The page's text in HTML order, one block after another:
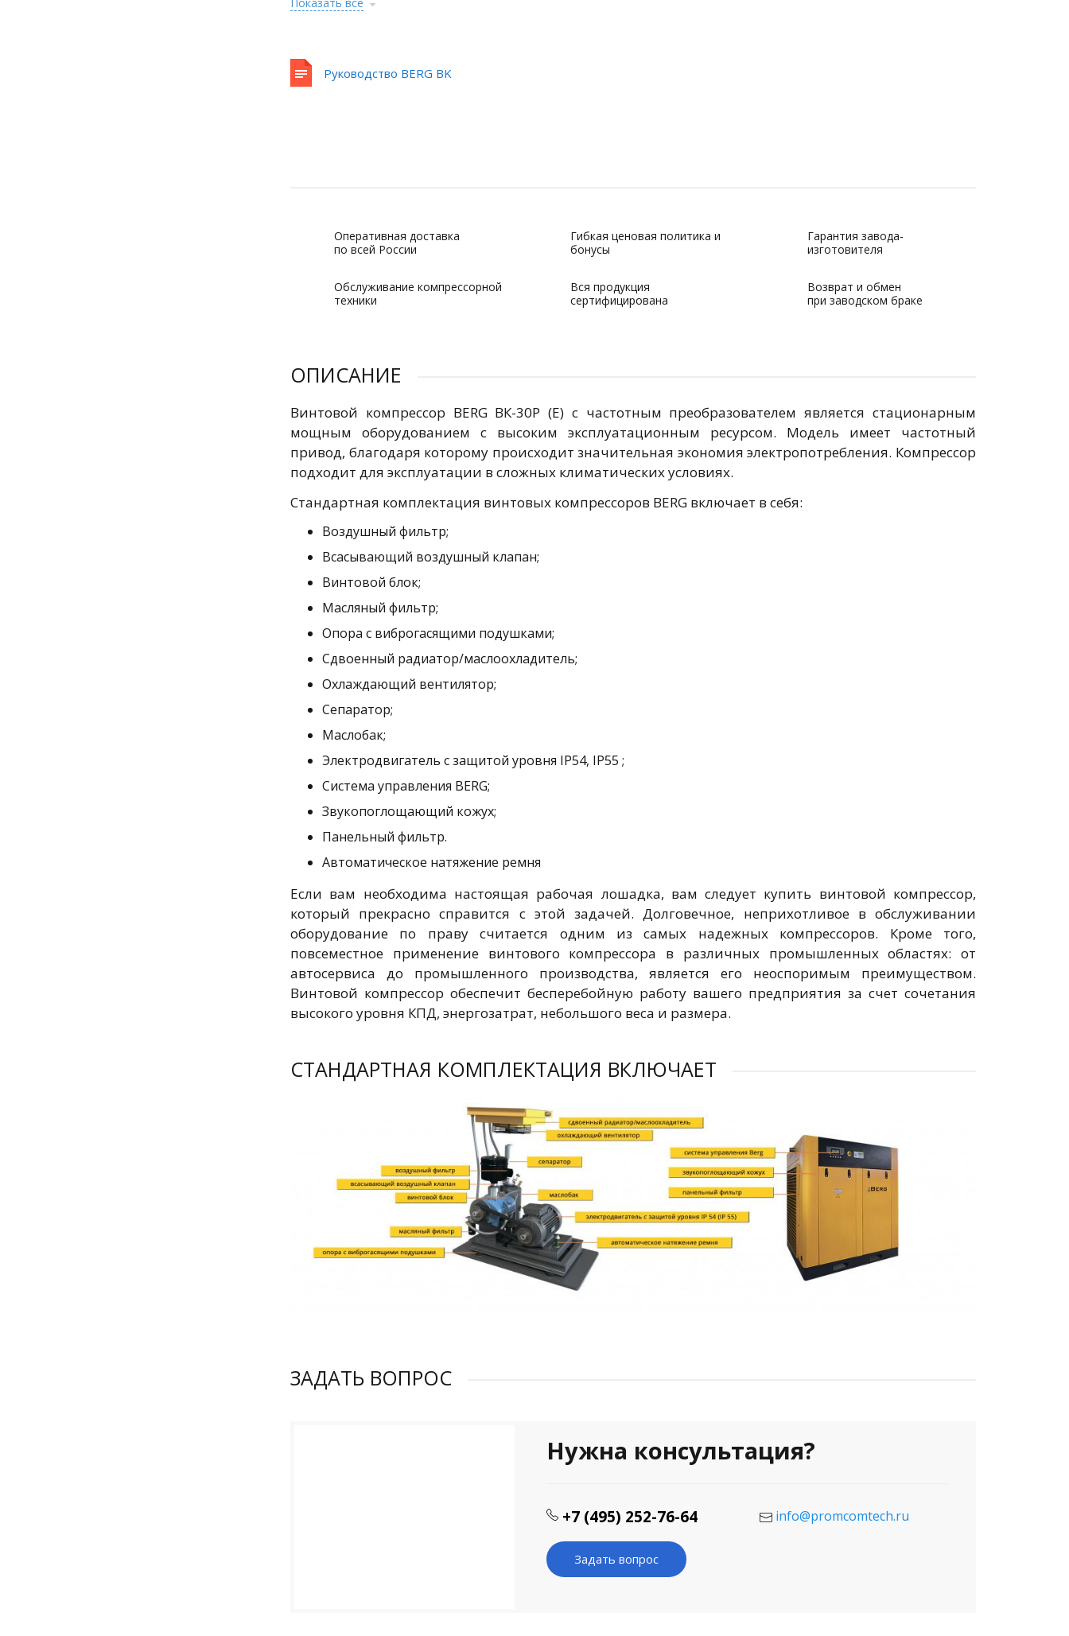
Руководство BERG BK
Оперативная доставка
по всей России
Гибкая ценовая политика и
бонусы
Гарантия завода-
изготовителя
Обслуживание компрессорной
техники
Вся продукция
сертифицирована
Возврат и обмен
при заводском браке
ОПИСАНИЕ
Винтовой компрессор BERG ВК-30P (E) с частотным преобразователем является стационарным
мощным оборудованием с высоким эксплуатационным ресурсом. Модель имеет частотный
привод, благодаря которому происходит значительная экономия электропотребления. Компрессор
подходит для эксплуатации в сложных климатических условиях.
Стандартная комплектация винтовых компрессоров BERG включает в себя:
Воздушный фильтр;
Всасывающий воздушный клапан;
Винтовой блок;
Масляный фильтр;
Опора с виброгасящими подушками;
Сдвоенный радиатор/маслоохладитель;
Охлаждающий вентилятор;
Сепаратор;
Маслобак;
Электродвигатель с защитой уровня IP54, IP55 ;
Система управления BERG;
Звукопоглощающий кожух;
Панельный фильтр.
Автоматическое натяжение ремня
Если вам необходима настоящая рабочая лошадка, вам следует купить винтовой компрессор,
который прекрасно справится с этой задачей. Долговечное, неприхотливое в обслуживании
оборудование по праву считается одним из самых надежных компрессоров. Кроме того,
повсеместное применение винтового компрессора в различных промышленных областях: от
автосервиса до промышленного производства, является его неоспоримым преимуществом.
Винтовой компрессор обеспечит бесперебойную работу вашего предприятия за счет сочетания
высокого уровня КПД, энергозатрат, небольшого веса и размера.
СТАНДАРТНАЯ КОМПЛЕКТАЦИЯ ВКЛЮЧАЕТ
ЗАДАТЬ ВОПРОС
Нужна консультация?
+7 (495) 252-76-64 info@promcomtech.ru
Задать вопрос